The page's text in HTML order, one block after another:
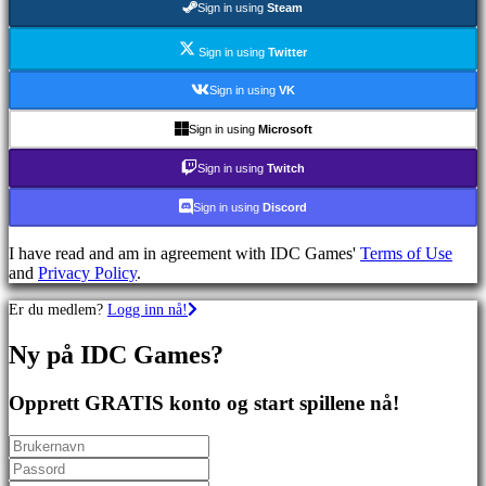
Racing
Casual
Indie
Simulation
Puzzle
Fighting
games
Demoer
Arrangementer
i
spillet
Nyheter
Media
Sign in using Steam
Sign in using Twitter
Sign in using VK
Sign in using Microsoft
Sign in using Twitch
Sign in using Discord
I have read and am in agreement with IDC Games' Terms of Use
and Privacy Policy.
Er du medlem? Logg inn nå!
Ny på IDC Games?
Opprett GRATIS konto og start spillene nå!